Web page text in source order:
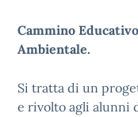
Cammino
Ambientale.
Si tratta di un
e rivolto agli alunni